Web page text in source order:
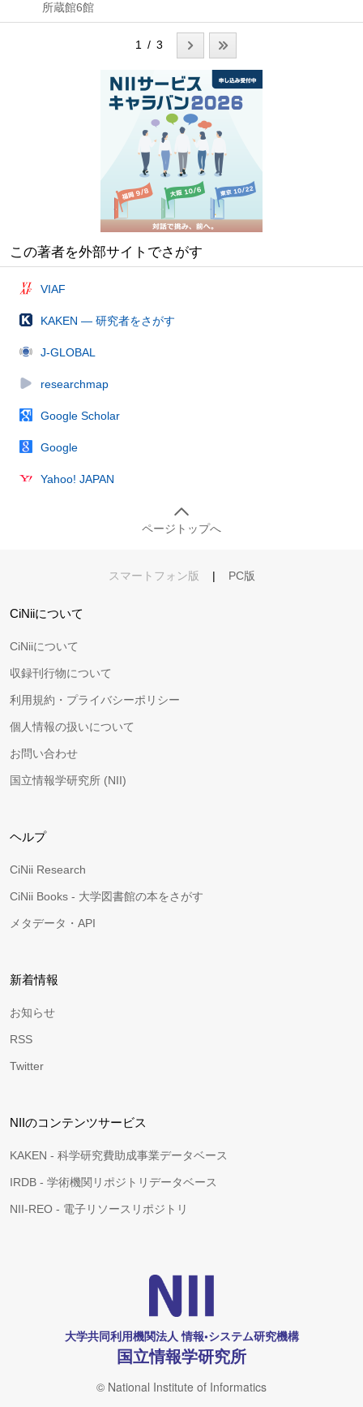
所蔵館6館
1 / 3
この著者を外部サイトでさがす
VIAF
KAKEN — 研究者をさがす
J-GLOBAL
researchmap
Google Scholar
Google
Yahoo! JAPAN
ページトップへ
スマートフォン版 | PC版
CiNiiについて
CiNiiについて
収録刊行物について
利用規約・プライバシーポリシー
個人情報の扱いについて
お問い合わせ
国立情報学研究所 (NII)
ヘルプ
CiNii Research
CiNii Books - 大学図書館の本をさがす
メタデータ・API
新着情報
お知らせ
RSS
Twitter
NIIのコンテンツサービス
KAKEN - 科学研究費助成事業データベース
IRDB - 学術機関リポジトリデータベース
NII-REO - 電子リソースリポジトリ
大学共同利用機関法人 情報•システム研究機構
国立情報学研究所
© National Institute of Informatics